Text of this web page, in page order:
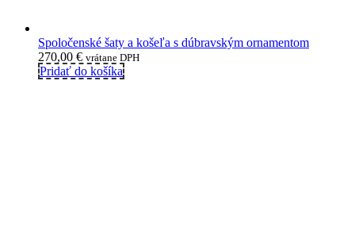
Spoločenské šaty a košeľa s dúbravským ornamentom
270,00 € vrátane DPH
Pridať do košíka